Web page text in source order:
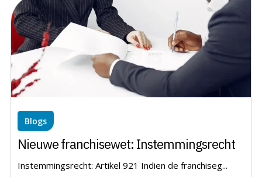
Blogs
Nieuwe franchisewet: Instemmingsrecht
Instemmingsrecht: Artikel 921 Indien de franchiseg...